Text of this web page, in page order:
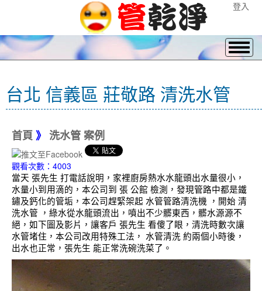
登入
台北 信義區 莊敬路 清洗水管
首頁 》 洗水管 案例
觀看次數：4003
當天 張先生 打電話說明，家裡廚房熱水水龍頭出水量很小，
水量小到用滴的，本公司到 張 公館 檢測，發現管路中都是鐵
鏽及鈣化的管垢，本公司趕緊架起 水管管路清洗機 ，開始 清
洗水管 ，綠水從水龍頭流出，噴出不少髒東西，髒水源源不
絕，如下圖及影片，讓客戶 張先生 看傻了眼，清洗時數次讓
水管堵住，本公司改用特殊工法， 水管清洗 約兩個小時後，
出水也正常，張先生 能正常洗碗洗菜了。